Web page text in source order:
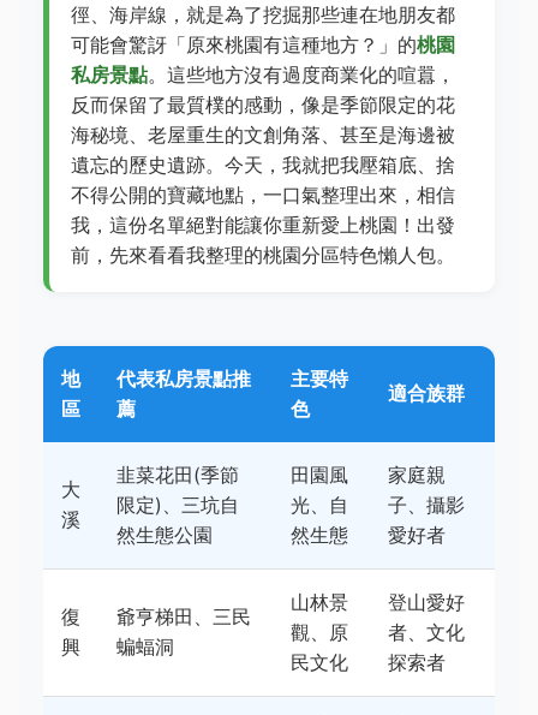
徑、海岸線，就是為了挖掘那些連在地朋友都
可能會驚訝「原來桃園有這種地方？」的桃園
私房景點。這些地方沒有過度商業化的喧囂，
反而保留了最質樸的感動，像是季節限定的花
海秘境、老屋重生的文創角落、甚至是海邊被
遺忘的歷史遺跡。今天，我就把我壓箱底、捨
不得公開的寶藏地點，一口氣整理出來，相信
我，這份名單絕對能讓你重新愛上桃園！出發
前，先來看看我整理的桃園分區特色懶人包。
地
區
代表私房景點推
薦
主要特
色
適合族群
大
溪
韭菜花田(季節
限定)、三坑自
然生態公園
田園風
光、自
然生態
家庭親
子、攝影
愛好者
復
興
爺亨梯田、三民
蝙蝠洞
山林景
觀、原
民文化
登山愛好
者、文化
探索者